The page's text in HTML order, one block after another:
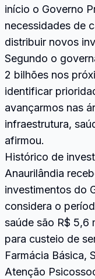
início o Governo
necessidades de
distribuir novos
Segundo o
2 bilhões nos
identificar
avançarmos nas
infraestrutura,
afirmou.
Histórico de
Anaurilândia
investimentos do
considera o
saúde são R$ 5,6
para custeio de
Farmácia Básica,
Atenção